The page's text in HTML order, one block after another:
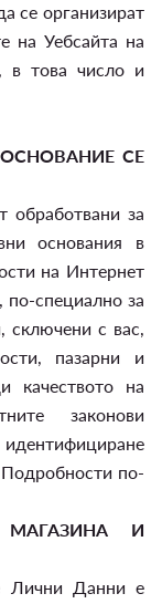
се организират
на Уебсайта на
в това число и
СЕ
за
основания в
на Интернет
по-специално за
сключени с вас,
пазарни и
качеството на
законови
по-
И
Лични Данни е